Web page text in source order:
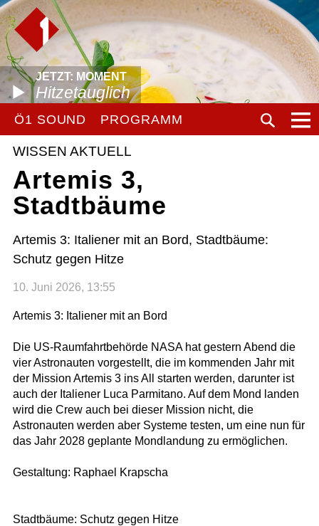
JETZT: MOMENT
Hitzetauglich
Ö1 SOUND PROGRAMM
WISSEN AKTUELL
Artemis 3,
Stadtbäume
Artemis 3: Italiener mit an Bord, Stadtbäume:
Schutz gegen Hitze
10. Juni 2026, 13:55
Artemis 3: Italiener mit an Bord
Die US-Raumfahrtbehörde NASA hat gestern Abend die
vier Astronauten vorgestellt, die im kommenden Jahr mit
der Mission Artemis 3 ins All starten werden, darunter ist
auch der Italiener Luca Parmitano. Auf dem Mond landen
wird die Crew auch bei dieser Mission nicht, die
Astronauten werden aber Systeme testen, um eine nun für
das Jahr 2028 geplante Mondlandung zu ermöglichen.
Gestaltung: Raphael Krapscha
Stadtbäume: Schutz gegen Hitze